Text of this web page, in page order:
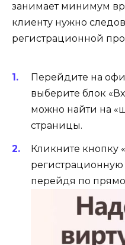
занимает минимум
клиенту нужно
регистрационной
Перейдите на
выберите блок
можно найти на
страницы.
Кликните кнопку
регистрационную
перейдя по